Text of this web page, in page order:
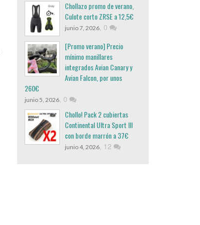
Chollazo promo de verano,
Culote corto ZRSE a 12,5€
junio 7, 2026, 0
[Promo verano] Precio
mínimo manillares
integrados Avian Canary y
Avian Falcon, por unos
260€
junio 5, 2026, 0
Chollo! Pack 2 cubiertas
Continental Ultra Sport III
con borde marrón a 37€
junio 4, 2026, 12